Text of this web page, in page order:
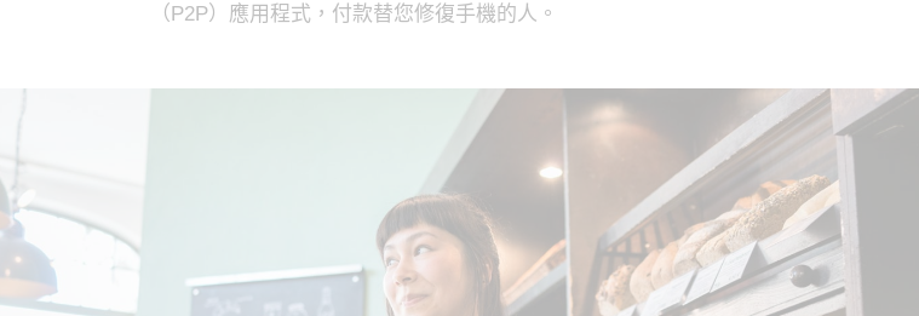
（P2P）應用程式，付款替您修復手機的人。